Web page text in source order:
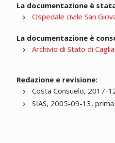
La documentazione è
Ospedale civile San
La documentazione è
Archivio di Stato di
Redazione e revisione:
Costa Consuelo, 2017-
SIAS, 2005-09-13,